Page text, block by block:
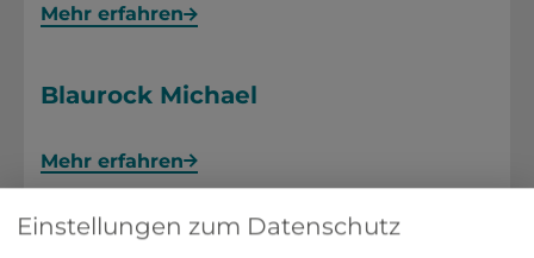
Mehr erfahren
Blaurock Michael
Mehr erfahren
BLOX Enterprise UG
Einstellungen zum Datenschutz